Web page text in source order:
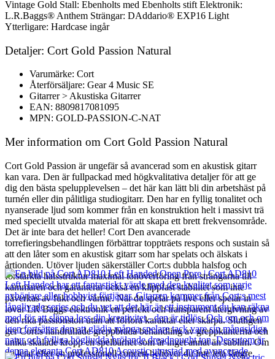
Vintage Gold Stall: Ebenholts med Ebenholts stift Elektronik:
L.R.Baggs® Anthem Strängar: DAddario® EXP16 Light
Ytterligare: Hardcase ingår
Detaljer: Cort Gold Passion Natural
Varumärke: Cort
Återförsäljare: Gear 4 Music SE
Gitarrer > Akustiska Gitarrer
EAN: 8809817081095
MPN: GOLD-PASSION-C-NAT
Mer information om Cort Gold Passion Natural
Cort Gold Passion är ungefär så avancerad som en akustisk gitarr
kan vara. Den är fullpackad med högkvalitativa detaljer för att ge
dig den bästa spelupplevelsen – det här kan lätt bli din arbetshäst på
turnén eller din pålitliga studiogitarr. Den har en fyllig tonalitet och
nyanserade ljud som kommer från en konstruktion helt i massivt trä
med speciellt utvalda material för att skapa ett brett frekvensområde.
Det är inte bara det heller! Cort Den avancerade
torrefieringsbehandlingen förbättrar toppträets respons och sustain så
att den låter som en akustisk gitarr som har spelats och älskats i
årtionden. Utöver ljuden säkerställer Cort:s dubbla halsfog och
förstärkta halsstruktur maximal tonöverföring från strängarna till
kammaren och garanterar också en klippfast stabilitet som inte
påverkas av fukt och värme. När du spelar på live eller spelar in
lovar LR Baggs elektronik en perfekt och transparent återgivning av
den rika passionston utan att förlora karaktär eller skärpa. Slutligen
ger Cort:s handrullade greppbräda behandling av greppkanterna och
unika skalade kropp en spelbarhet som är inget annat än sublim. Om
du letar efter en professionell concert behöver du inte leta längre.